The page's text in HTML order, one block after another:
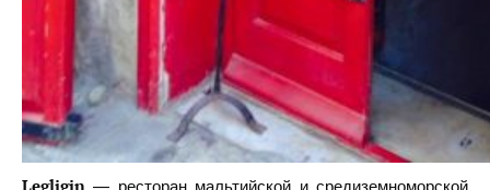
Legligin — ресторан мальтийской и средиземноморской